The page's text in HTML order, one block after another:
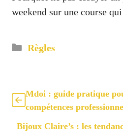
weekend sur une course
Catégories
Règles
Mdoi : guide pratique
compétences
Bijoux Claire’s : les